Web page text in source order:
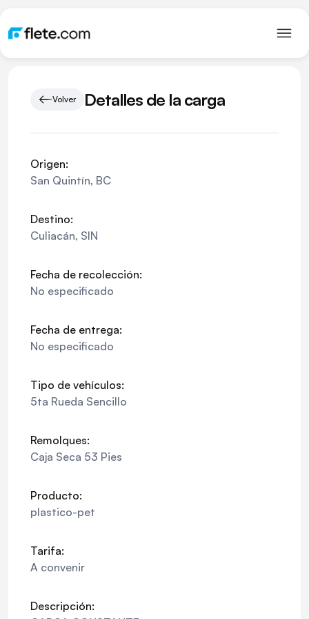
Volver Detalles de la carga
Origen:
San Quintín, BC
Destino:
Culiacán, SIN
Fecha de recolección:
No especificado
Fecha de entrega:
No especificado
Tipo de vehículos:
5ta Rueda Sencillo
Remolques:
Caja Seca 53 Pies
Producto:
plastico-pet
Tarifa:
A convenir
Descripción: